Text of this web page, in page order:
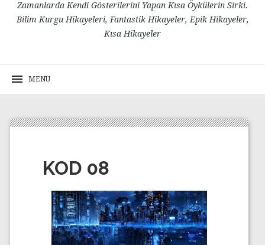
Zamanlarda Kendi Gösterilerini Yapan Kısa Öykülerin Sirki.
Bilim Kurgu Hikayeleri, Fantastik Hikayeler, Epik Hikayeler,
Kısa Hikayeler
KOD 08